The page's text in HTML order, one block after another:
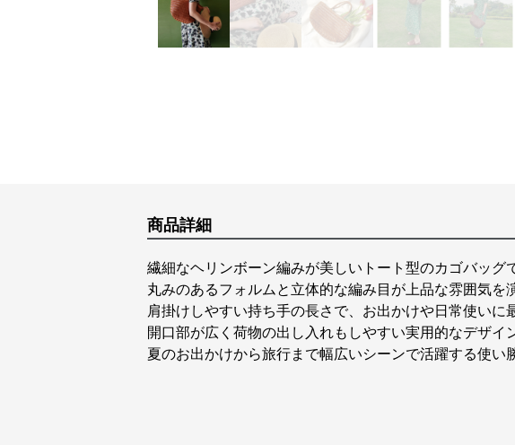
商品詳細
繊細なヘリンボーン編みが美しいトート型のカゴバッグ
丸みのあるフォルムと立体的な編み目が上品な雰囲気を
肩掛けしやすい持ち手の長さで、お出かけや日常使いに
開口部が広く荷物の出し入れもしやすい実用的なデザイ
夏のお出かけから旅行まで幅広いシーンで活躍する使い